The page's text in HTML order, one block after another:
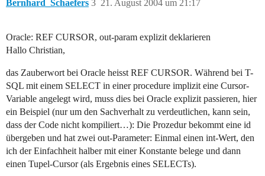
Bernhard_Schaefers 21. August 2004 um 21:17
3
Oracle: REF CURSOR, out-param explizit deklarieren
Hallo Christian,
das Zauberwort bei Oracle heisst REF CURSOR. Während bei T-
SQL mit einem SELECT in einer procedure implizit eine Cursor-
Variable angelegt wird, muss dies bei Oracle explizit passieren, hier
ein Beispiel (nur um den Sachverhalt zu verdeutlichen, kann sein,
dass der Code nicht kompiliert…): Die Prozedur bekommt eine id
übergeben und hat zwei out-Parameter: Einmal einen int-Wert, den
ich der Einfachheit halber mit einer Konstante belege und dann
einen Tupel-Cursor (als Ergebnis eines SELECTs).